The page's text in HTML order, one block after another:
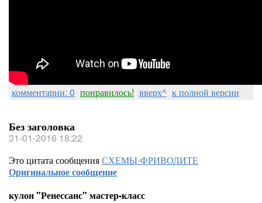
комментарии: 0 понравилось! вверх^ к полной версии
Без заголовка
31-01-2016 18:22
Это цитата сообщенияСХЕМЫ-ФРИВОЛИТЕ
Оригинальное сообщение
кулон "Ренессанс" мастер-класс